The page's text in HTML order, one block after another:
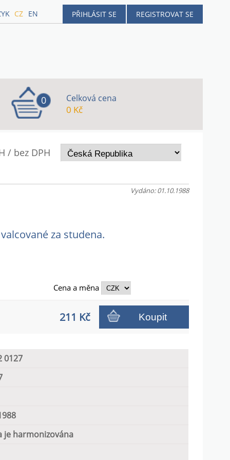
PŘIHLÁSIT SE REGISTROVAT SE
CZ EN
0 Celková cena
0 Kč
/ bez DPH
Vydáno: 01.10.1988
za studena.
Cena a měna
211 Kč Koupit
0127
je harmonizována